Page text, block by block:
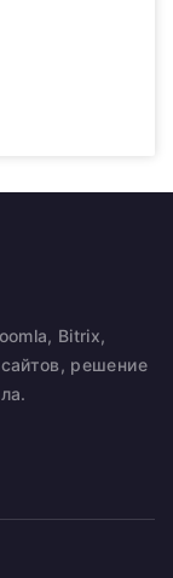
Bitrix,
решение